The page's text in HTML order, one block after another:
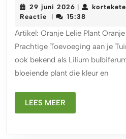
29 juni 2026 29
juni
Reactie
15:38
Artikel: Oranje Lelie Plant
Prachtige Toevoeging aan je
ook bekend als Lilium
bloeiende plant die kleur en
LEES MEER
MEER